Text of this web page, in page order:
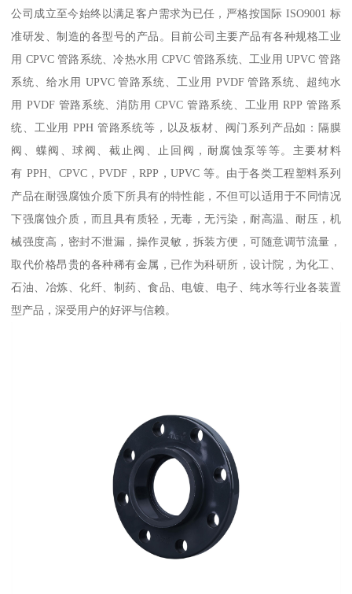
公司成立至今始终以满足客户需求为已任，严格按国际 ISO9001 标
准研发、制造的各型号的产品。目前公司主要产品有各种规格工业
用 CPVC 管路系统、冷热水用 CPVC 管路系统、工业用 UPVC 管路
系统、给水用 UPVC 管路系统、工业用 PVDF 管路系统、超纯水
用 PVDF 管路系统、消防用 CPVC 管路系统、工业用 RPP 管路系
统、工业用 PPH 管路系统等，以及板材、阀门系列产品如：隔膜
阀、蝶阀、球阀、截止阀、止回阀，耐腐蚀泵等等。主要材料
有 PPH、CPVC，PVDF，RPP，UPVC 等。由于各类工程塑料系列
产品在耐强腐蚀介质下所具有的特性能，不但可以适用于不同情况
下强腐蚀介质，而且具有质轻，无毒，无污染，耐高温、耐压，机
械强度高，密封不泄漏，操作灵敏，拆装方便，可随意调节流量，
取代价格昂贵的各种稀有金属，已作为科研所，设计院，为化工、
石油、冶炼、化纤、制药、食品、电镀、电子、纯水等行业各装置
型产品，深受用户的好评与信赖。